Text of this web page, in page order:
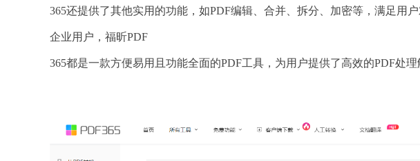
365还提供了其他实用的功能，如PDF编辑、合并、拆分、加密等，满足用
企业用户，福昕PDF
365都是一款方便易用且功能全面的PDF工具，为用户提供了高效的PDF处理